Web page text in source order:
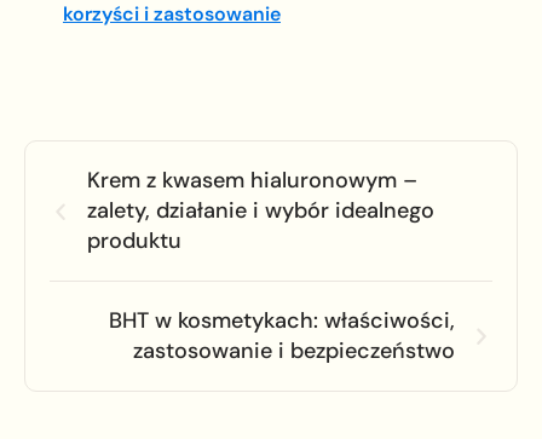
korzyści i zastosowanie
Krem z kwasem hialuronowym –
zalety, działanie i wybór idealnego
produktu
BHT w kosmetykach: właściwości,
zastosowanie i bezpieczeństwo